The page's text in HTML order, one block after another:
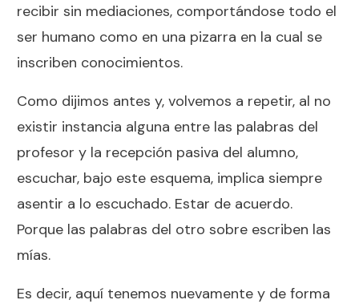
recibir sin mediaciones, comportándose todo el
ser humano como en una pizarra en la cual se
inscriben conocimientos.
Como dijimos antes y, volvemos a repetir, al no
existir instancia alguna entre las palabras del
profesor y la recepción pasiva del alumno,
escuchar, bajo este esquema, implica siempre
asentir a lo escuchado. Estar de acuerdo.
Porque las palabras del otro sobre escriben las
mías.
Es decir, aquí tenemos nuevamente y de forma